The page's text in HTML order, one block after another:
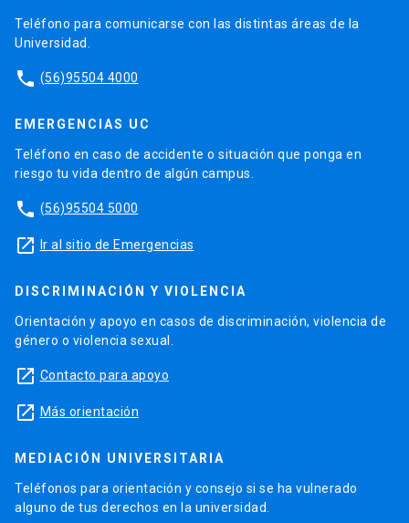
Teléfono para comunicarse con las distintas áreas de la
Universidad.
phone (56)95504 4000
EMERGENCIAS UC
Teléfono en caso de accidente o situación que ponga en
riesgo tu vida dentro de algún campus.
phone (56)95504 5000
launch Ir al sitio de Emergencias
DISCRIMINACIÓN Y VIOLENCIA
Orientación y apoyo en casos de discriminación, violencia de
género o violencia sexual.
launch Contacto para apoyo
launch Más orientación
MEDIACIÓN UNIVERSITARIA
Teléfonos para orientación y consejo si se ha vulnerado
alguno de tus derechos en la universidad.